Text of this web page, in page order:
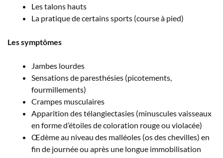
Les talons hauts
La pratique de certains sports (course à pied)
Les symptômes
Jambes lourdes
Sensations de paresthésies (picotements,
fourmillements)
Crampes musculaires
Apparition des télangiectasies (minuscules vaisseaux
en forme d’étoiles de coloration rouge ou violacée)
Œdème au niveau des malléoles (os des chevilles) en
fin de journée ou après une longue immobilisation